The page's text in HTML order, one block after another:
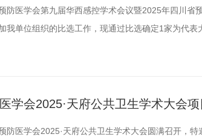
防医学会第九届华西感控学术会议暨2025年四川
我单位组织的比选工作，现通过比选确定1家为代
四川省预防医学会二、比选对象要求(一)入选四川
学会2025·天府公共卫生学术大会
防医学会2025·天府公共卫生学术大会圆满召开，